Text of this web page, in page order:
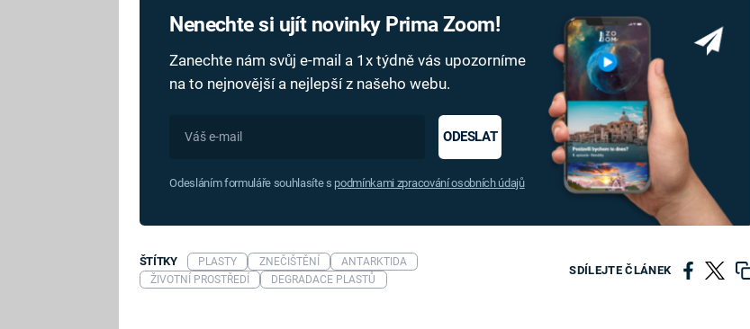
Nenechte si ujít novinky Prima Zoom!
Zanechte nám svůj e-mail a 1x týdně vás upozorníme
na to nejnovější a nejlepší z našeho webu.
ODESLAT
Odesláním formuláře souhlasíte s podmínkami zpracování osobních údajů
SDÍLEJTE ČLÁNEK
ŠTÍTKY PLASTY ZNEČIŠTĚNÍ
ANTARKTIDA
ŽIVOTNÍ PROSTŘEDÍ
DEGRADACE PLASTŮ